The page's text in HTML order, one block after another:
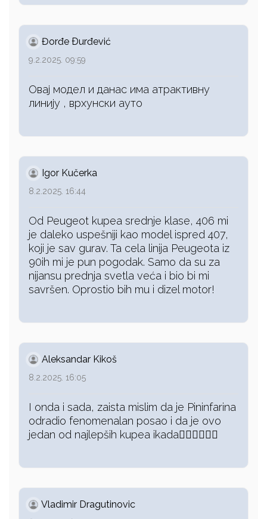
Đorđe Ðurđević
9.2.2025. 09:59
Овај модел и данас има атрактивну
линију , врхунски ауто
Igor Kučerka
8.2.2025. 16:44
Od Peugeot kupea srednje klase, 406 mi
je daleko uspešniji kao model ispred 407,
koji je sav gurav. Ta cela linija Peugeota iz
90ih mi je pun pogodak. Samo da su za
nijansu prednja svetla veća i bio bi mi
savršen. Oprostio bih mu i dizel motor!
Aleksandar Kikoš
8.2.2025. 16:05
I onda i sada, zaista mislim da je Pininfarina
odradio fenomenalan posao i da je ovo
jedan od najlepših kupea ikada👍🏻👍🏻👍🏻
Vladimir Dragutinovic